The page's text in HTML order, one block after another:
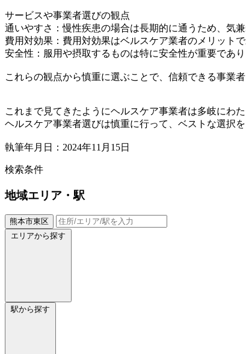
サービスや事業者選びの観点
通いやすさ：慢性疾患の場合は長期的に通うため、気
費用対効果：費用対効果はベルスケア業者のメリット
安全性：服用や摂取するものは特に安全性が重要であ
これらの観点から慎重に選ぶことで、信頼できる事業者
これまで見てきたようにヘルスケア事業者は多岐にわ
ヘルスケア事業者選びは慎重に行って、ベストな選択を
執筆年月日：2024年11月15日
検索条件
地域エリア・駅
熊本市東区
エリアから探す
駅から探す